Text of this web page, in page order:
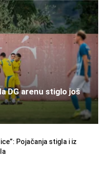
DG arenu stiglo još
Pojačanja stigla i iz